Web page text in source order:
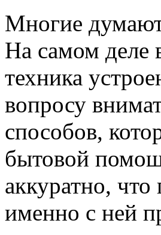
Многие
На самом деле
техника
вопросу
способов,
бытовой
аккуратно,
именно с ней